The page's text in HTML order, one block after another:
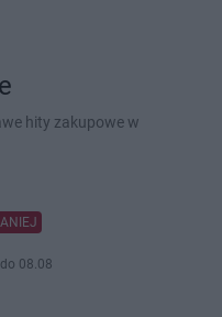
hity zakupowe w
08.08